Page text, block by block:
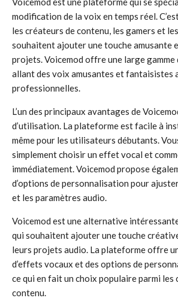
modification de la voix en temps réel.
les créateurs de contenu, les gamers et
souhaitent ajouter une touche amusante
projets. Voicemod offre une large gamme
allant des voix amusantes et fantaisistes
professionnelles.
L’un des principaux avantages de
d’utilisation. La plateforme est facile à
même pour les utilisateurs débutants.
simplement choisir un effet vocal et
immédiatement. Voicemod propose
d’options de personnalisation pour
et les paramètres audio.
Voicemod est une alternative
qui souhaitent ajouter une touche
leurs projets audio. La plateforme offre
d’effets vocaux et des options de
ce qui en fait un choix populaire parmi les
contenu.